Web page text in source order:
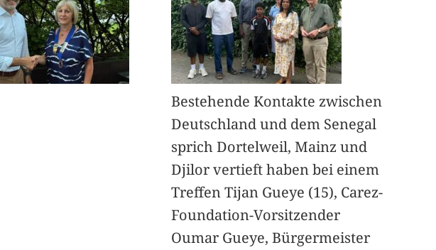
Bestehende Kontakte zwischen
Deutschland und dem Senegal
sprich Dortelweil, Mainz und
Djilor vertieft haben bei einem
Treffen Tijan Gueye (15), Carez-
Foundation-Vorsitzender
Oumar Gueye, Bürgermeister